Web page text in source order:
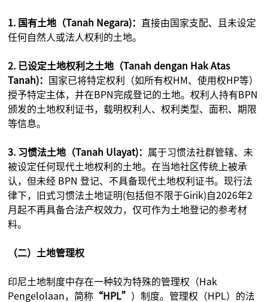
1. 国有土地（Tanah Negara)： 直接由国家支配、且未设定
任何自然人或法人权利的土地。
2. 已设定土地权利之土地（Tanah dengan Hak Atas
Tanah)：
国家已将特定权利（如所有权HM、使用权HP等）
授予特定主体，并在BPN完成登记的土地。权利人持有BPN
颁发的土地权利证书，载明权利人、权利类型、面积、期限
等信息。
3. 习惯法土地（Tanah Ulayat)： 属于习惯法社群管辖、未
被设定任何现代土地权利的土地。在当地社区传统上被承
认，但未经 BPN 登记、不具备现代土地权利证书。现行法
律下，旧式习惯法土地证明(包括但不限于Girik)自2026年2
月起不再具备合法产权效力，仅可作为土地登记的参考材
料。
（二）土地管理权
印尼土地制度中存在一种较为特殊的管理权（Hak
Pengelolaan，简称 “HPL” ）制度。管理权（HPL）的法